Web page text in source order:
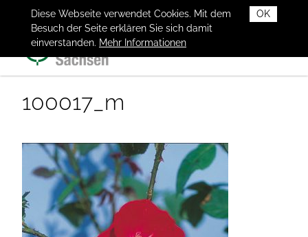
OK
Diese Webseite verwendet Cookies. Mit dem
Besuch der Seite erklären Sie sich damit
einverstanden. Mehr Informationen
100017_m